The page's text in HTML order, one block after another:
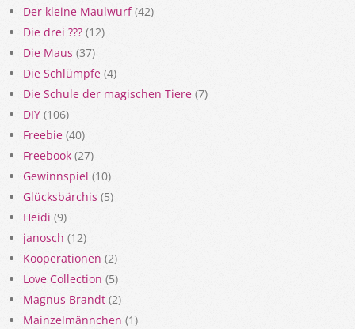
Der kleine Maulwurf(42)
Die drei ??? (12)
Die Maus (37)
Die Schlümpfe (4)
Die Schule der magischen Tiere (7)
DIY (106)
Freebie (40)
Freebook (27)
Gewinnspiel (10)
Glücksbärchis (5)
Heidi (9)
janosch (12)
Kooperationen (2)
Love Collection (5)
Magnus Brandt (2)
Mainzelmännchen (1)